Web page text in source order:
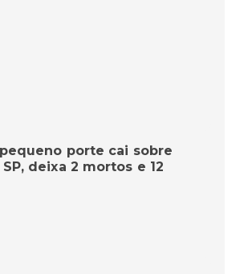
porte cai sobre
deixa 2 mortos e 12